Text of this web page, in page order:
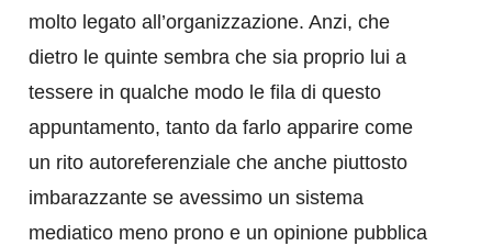
molto legato all’organizzazione. Anzi, che
dietro le quinte sembra che sia proprio lui a
tessere in qualche modo le fila di questo
appuntamento, tanto da farlo apparire come
un rito autoreferenziale che anche piuttosto
imbarazzante se avessimo un sistema
mediatico meno prono e un opinione pubblica